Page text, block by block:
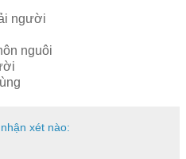
người
nguôi
xét nào: